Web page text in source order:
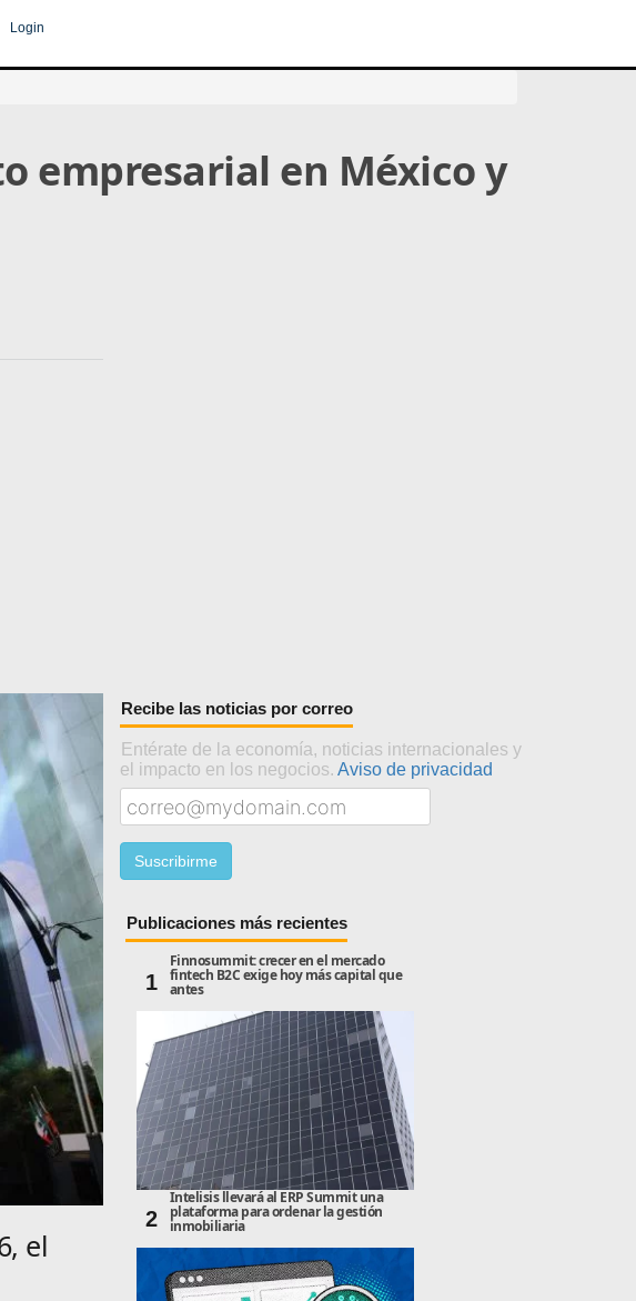
Login
empresarial en México y
el
Recibe las noticias por correo
Entérate de la economía, noticias internacionales y
el impacto en los negocios. Aviso de privacidad
Publicaciones más recientes
1
Finnosummit: crecer en el mercado
fintech B2C exige hoy más capital que
antes
2
Intelisis llevará al ERP Summit una
plataforma para ordenar la gestión
inmobiliaria